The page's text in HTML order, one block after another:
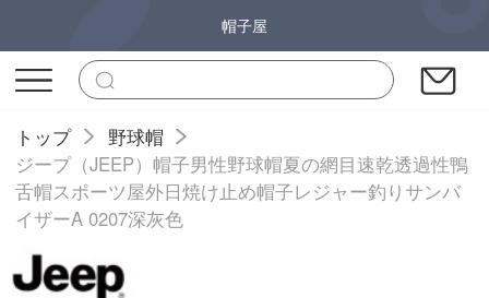
帽子屋
トップ
野球帽
ジープ（JEEP）帽子男性野球帽夏の網目速乾透過性鴨
舌帽スポーツ屋外日焼け止め帽子レジャー釣りサンバ
イザーA 0207深灰色